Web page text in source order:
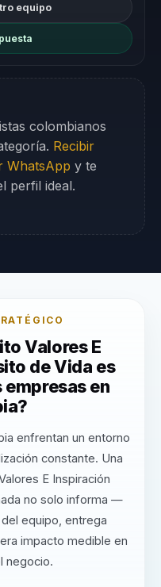
equipo
colombianos
Recibir
WhatsApp y te
perfil ideal.
Valores E
de Vida es
en
enfrentan un entorno
constante. Una
E Inspiración
no solo informa —
equipo, entrega
impacto medible en
negocio.